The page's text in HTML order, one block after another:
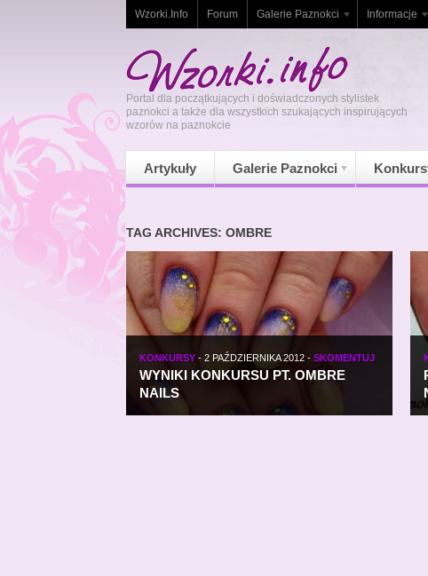
Wzorki.Info Forum Galerie Paznokci Informacje
Portal dla początkujących i doświadczonych stylistek
paznokci a także dla wszystkich szukających inspirujących
wzorów na paznokcie
Artykuły Galerie Paznokci
TAG ARCHIVES: OMBRE
KONKURSY - 2 PAŹDZIERNIKA 2012 - SKOMENTUJ
WYNIKI KONKURSU PT. OMBRE
NAILS